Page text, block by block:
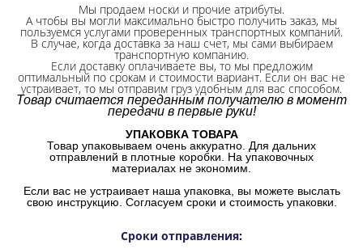
Мы продаем носки и прочие атрибуты.
А чтобы вы могли максимально быстро получить заказ, мы
пользуемся услугами проверенных транспортных компаний.
В случае, когда доставка за наш счет, мы сами выбираем
транспортную компанию.
Если доставку оплачиваете вы, то мы предложим
оптимальный по срокам и стоимости вариант. Если он вас не
устраивает, то мы отправим груз удобным для вас способом.
Товар считается переданным получателю в момент
передачи в первые руки!
УПАКОВКА ТОВАРА
Товар упаковываем очень аккуратно. Для дальних
отправлений в плотные коробки. На упаковочных
материалах не экономим.
Если вас не устраивает наша упаковка, вы можете выслать
свою инструкцию. Согласуем сроки и стоимость упаковки.
Сроки отправления: